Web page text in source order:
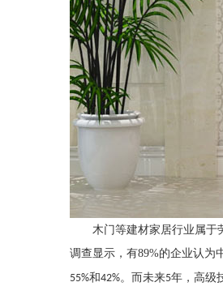
木门等建材家居行业属于
调查显示，有89%的企业认为
55%和42%。而未来5年，高级